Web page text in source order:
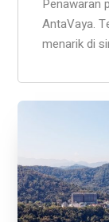
Penawaran
AntaVaya.
menarik di